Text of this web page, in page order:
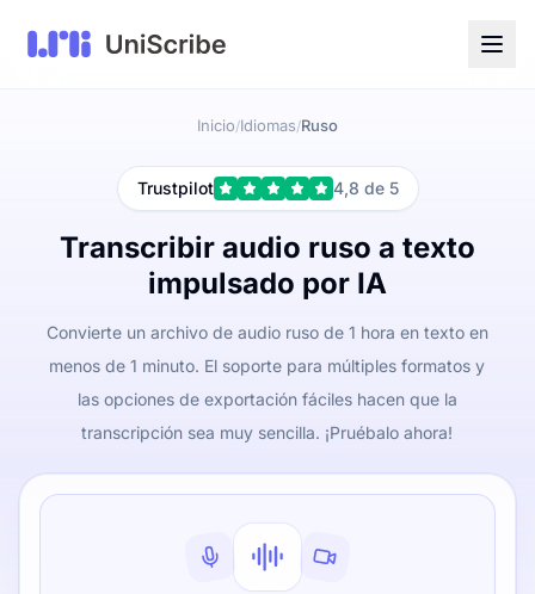
Inicio/Idiomas/Ruso
Trustpilot 4,8 de 5
Transcribir audio ruso a texto
impulsado por IA
Convierte un archivo de audio ruso de 1 hora en texto en
menos de 1 minuto. El soporte para múltiples formatos y
las opciones de exportación fáciles hacen que la
transcripción sea muy sencilla. ¡Pruébalo ahora!